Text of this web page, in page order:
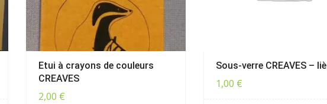
Etui à crayons de couleurs
CREAVES
2,00 €
Sous-verre CREAVES –
1,00 €